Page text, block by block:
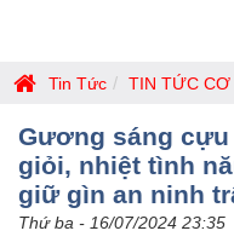
Tin Tức TIN TỨC CƠ
Gương sáng
giỏi, nhiệt tình
giữ gìn an ninh
Thứ ba - 16/07/2024 23:35